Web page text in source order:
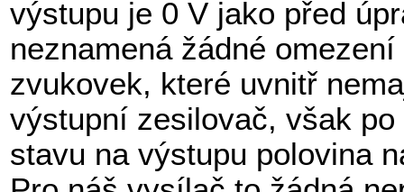
výstupu je 0 V jako před
neznamená žádné
zvukovek, které uvnitř
výstupní zesilovač, však
stavu na výstupu polovina